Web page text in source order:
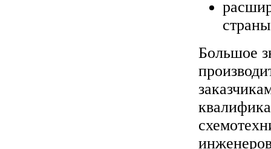
Большое